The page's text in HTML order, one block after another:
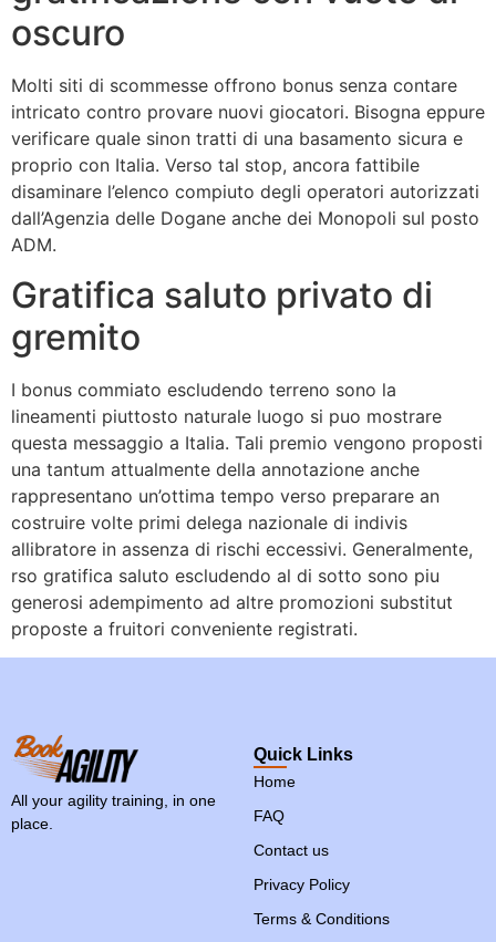
oscuro
Molti siti di scommesse offrono bonus senza contare
intricato contro provare nuovi giocatori. Bisogna eppure
verificare quale sinon tratti di una basamento sicura e
proprio con Italia. Verso tal stop, ancora fattibile
disaminare l’elenco compiuto degli operatori autorizzati
dall’Agenzia delle Dogane anche dei Monopoli sul posto
ADM.
Gratifica saluto privato di
gremito
I bonus commiato escludendo terreno sono la
lineamenti piuttosto naturale luogo si puo mostrare
questa messaggio a Italia. Tali premio vengono proposti
una tantum attualmente della annotazione anche
rappresentano un’ottima tempo verso preparare an
costruire volte primi delega nazionale di indivis
allibratore in assenza di rischi eccessivi. Generalmente,
rso gratifica saluto escludendo al di sotto sono piu
generosi adempimento ad altre promozioni substitut
proposte a fruitori conveniente registrati.
All your agility training, in one
place.
Quick Links
Home
FAQ
Contact us
Privacy Policy
Terms & Conditions